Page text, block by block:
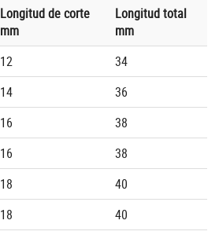
Longitud de corte
mm
Longitud total
mm
12
34
14
36
16
38
16
38
18
40
18
40